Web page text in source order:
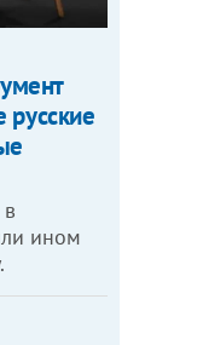
ином